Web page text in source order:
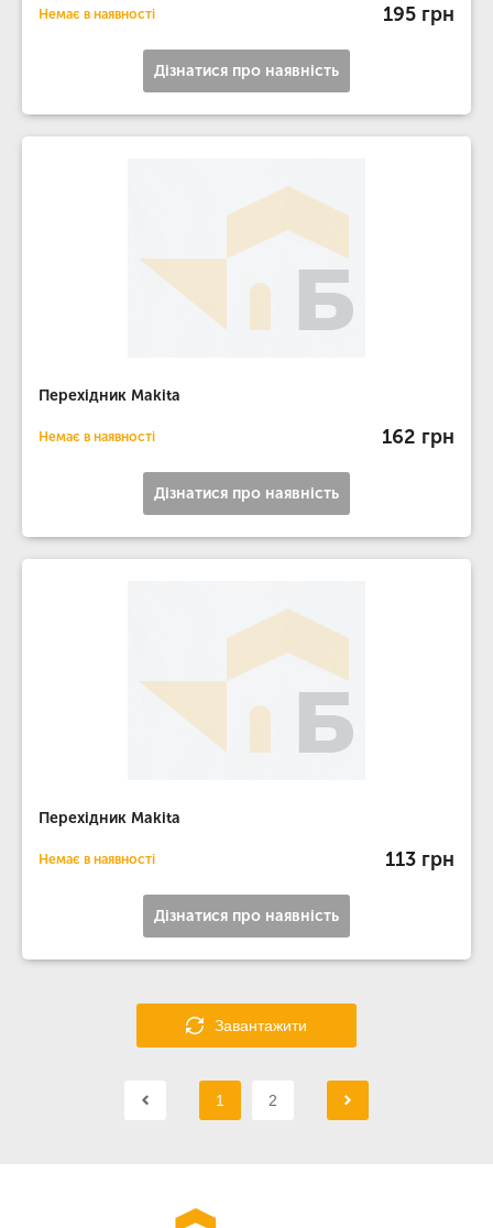
Немає в наявності 195 грн
Дізнатися про наявність
Перехідник Makita
Немає в наявності 162 грн
Дізнатися про наявність
Перехідник Makita
Немає в наявності 113 грн
Дізнатися про наявність
Завантажити
1 2